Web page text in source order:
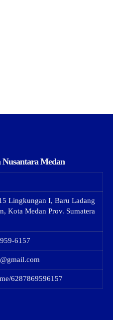
Medan
Lingkungan I, Baru Ladang
Kota Medan Prov. Sumatera
6157
6287869596157